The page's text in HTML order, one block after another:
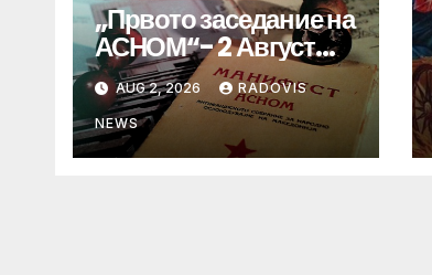
„Првото заседание на
АСНОМ“- 2 Август
1944 год.
AUG 2, 2026 RADOVIS
NEWS